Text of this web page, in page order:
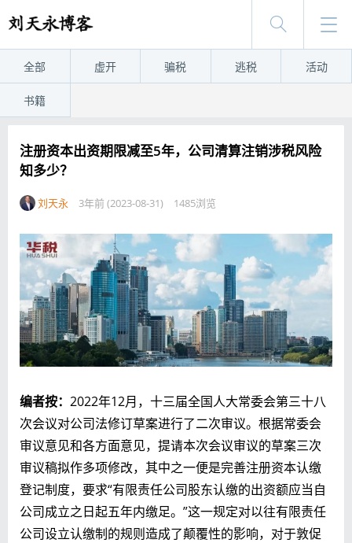
全部 虚开 骗税 逃税 活动
书籍
注册资本出资期限减至5年，公司清算注销涉税风险
知多少？
刘天永 3年前 (2023-08-31) 1485浏览
编者按： 2022年12月，十三届全国人大常委会第三十八
次会议对公司法修订草案进行了二次审议。根据常委会
审议意见和各方面意见，提请本次会议审议的草案三次
审议稿拟作多项修改，其中之一便是完善注册资本认缴
登记制度，要求“有限责任公司股东认缴的出资额应当自
公司成立之日起五年内缴足。”这一规定对以往有限责任
公司设立认缴制的规则造成了颠覆性的影响，对于敦促